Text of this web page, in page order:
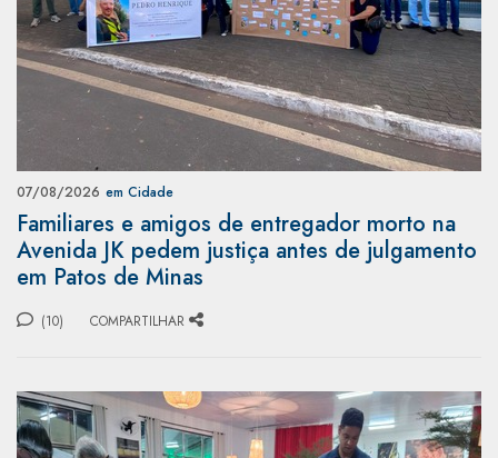
07/08/2026 em Cidade
Familiares e amigos de entregador morto na
Avenida JK pedem justiça antes de julgamento
em Patos de Minas
(10) COMPARTILHAR